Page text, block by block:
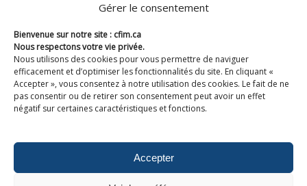
Gérer le consentement
Bienvenue sur notre site : cfim.ca
Nous respectons votre vie privée.
Nous utilisons des cookies pour vous permettre de naviguer
efficacement et d’optimiser les fonctionnalités du site. En cliquant «
Accepter », vous consentez à notre utilisation des cookies. Le fait de ne
pas consentir ou de retirer son consentement peut avoir un effet
négatif sur certaines caractéristiques et fonctions.
Accepter
Devenir membre de CFIM
Suivez-nous